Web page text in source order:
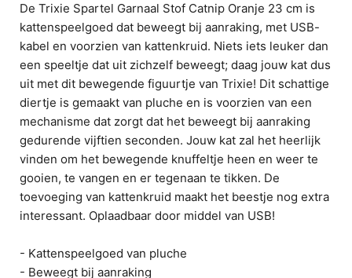
De Trixie Spartel Garnaal Stof Catnip Oranje 23 cm is
kattenspeelgoed dat beweegt bij aanraking, met USB-
kabel en voorzien van kattenkruid. Niets iets leuker dan
een speeltje dat uit zichzelf beweegt; daag jouw kat dus
uit met dit bewegende figuurtje van Trixie! Dit schattige
diertje is gemaakt van pluche en is voorzien van een
mechanisme dat zorgt dat het beweegt bij aanraking
gedurende vijftien seconden. Jouw kat zal het heerlijk
vinden om het bewegende knuffeltje heen en weer te
gooien, te vangen en er tegenaan te tikken. De
toevoeging van kattenkruid maakt het beestje nog extra
interessant. Oplaadbaar door middel van USB!
- Kattenspeelgoed van pluche
- Beweegt bij aanraking